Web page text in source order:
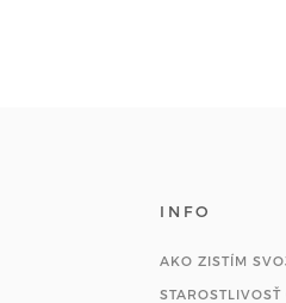
INFO
AKO ZISTÍM
STAROSTLIVOSŤ